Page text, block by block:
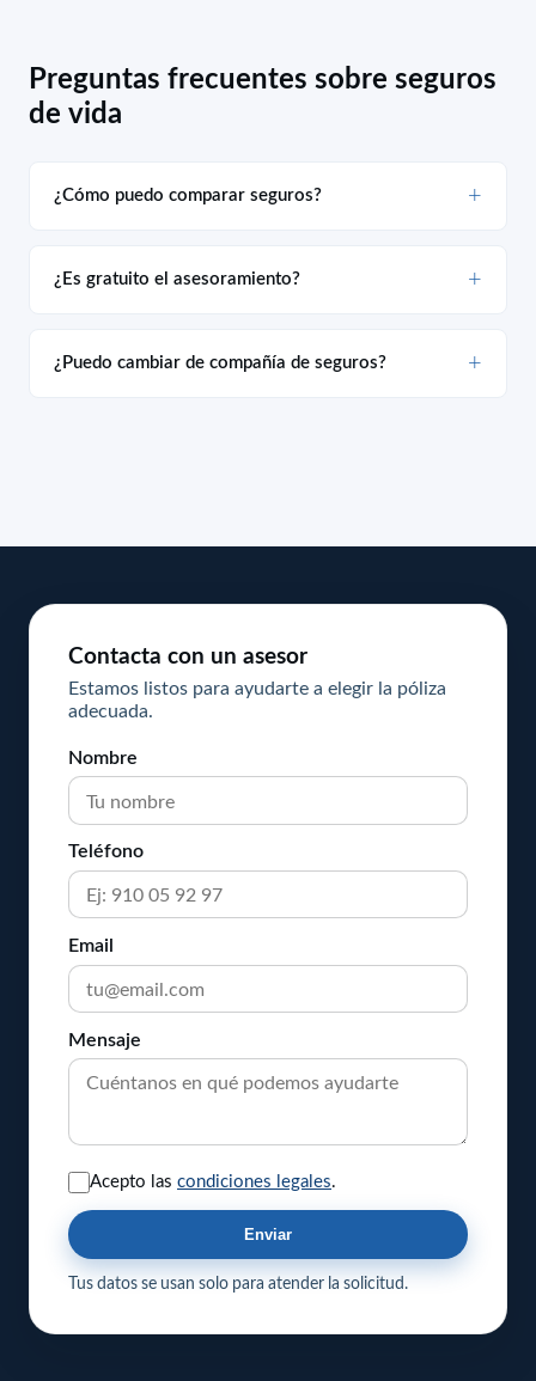
Preguntas frecuentes sobre seguros
de vida
¿Cómo puedo comparar seguros?
¿Es gratuito el asesoramiento?
¿Puedo cambiar de compañía de seguros?
Contacta con un asesor
Estamos listos para ayudarte a elegir la póliza
adecuada.
Nombre
Teléfono
Email
Mensaje
Acepto las condiciones legales.
Enviar
Tus datos se usan solo para atender la solicitud.